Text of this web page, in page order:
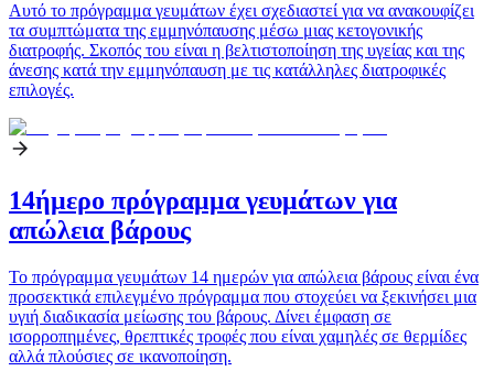
Αυτό το πρόγραμμα γευμάτων έχει σχεδιαστεί για να ανακουφίζει
τα συμπτώματα της εμμηνόπαυσης μέσω μιας κετογονικής
διατροφής. Σκοπός του είναι η βελτιστοποίηση της υγείας και της
άνεσης κατά την εμμηνόπαυση με τις κατάλληλες διατροφικές
επιλογές.
14ήμερο πρόγραμμα γευμάτων για
απώλεια βάρους
Το πρόγραμμα γευμάτων 14 ημερών για απώλεια βάρους είναι ένα
προσεκτικά επιλεγμένο πρόγραμμα που στοχεύει να ξεκινήσει μια
υγιή διαδικασία μείωσης του βάρους. Δίνει έμφαση σε
ισορροπημένες, θρεπτικές τροφές που είναι χαμηλές σε θερμίδες
αλλά πλούσιες σε ικανοποίηση.